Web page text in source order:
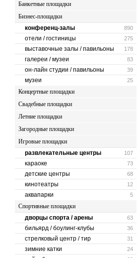
Банкетные площадки
Бизнес-площадки
890
конференц-залы
275
отели / гостиницы
178
выставочные залы / павильоны
83
галереи / музеи
39
он-лайн студии / павильоны
25
музеи
Концертные площадки
Свадебные площадки
Летние площадки
Загородные площадки
Игровые площадки
107
развлекательные центры
73
караоке
68
детские центры
12
кинотеатры
5
аквапарки
Спортивные площадки
63
дворцы спорта / арены
36
бильярд / боулинг-клубы
31
стрелковый центр / тир
24
зимние катки